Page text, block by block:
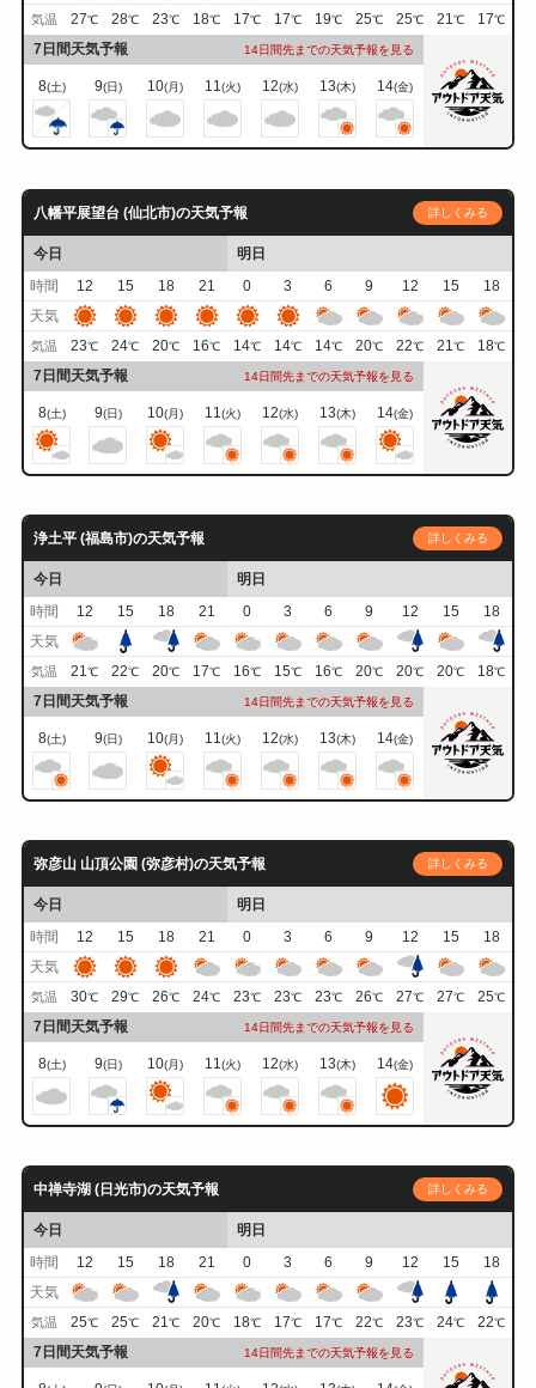
気温 27℃ 28℃ 23℃ 18℃ 17℃ 17℃ 19℃ 25℃ 25℃ 21℃ 17℃
7日間天気予報 14日間先までの天気予報を見る
8(土) 9(日) 10(月) 11(火) 12(水) 13(木) 14(金)
八幡平展望台 (仙北市)の天気予報 詳しくみる
今日
明日
時間
12 15 18 21 0 3 6 9 12 15
18
天気
気温 23℃ 24℃ 20℃ 16℃ 14℃ 14℃ 14℃ 20℃ 22℃ 21℃ 18℃
7日間天気予報 14日間先までの天気予報を見る
8(土) 9(日) 10(月) 11 (火) 12(水) 13(木) 14(金)
浄土平 (福島市)の天気予報 詳しくみる
今日
明日
時間
12 15 18 21 0 3 6 9 12 15
18
天気
気温 21℃ 22℃ 20℃ 17℃ 16℃ 15℃ 16℃ 20℃ 20℃ 20℃ 18℃
7日間天気予報 14日間先までの天気予報を見る
8(土) 9(日) 10(月) 11(火) 12(水) 13(木) 14(金)
弥彦山 山頂公園 (弥彦村)の天気予報 詳しくみる
今日
明日
時間
12 15 18 21 0 3 6 9 12 15
18
天気
気温 30℃ 29℃ 26℃ 24℃ 23℃ 23℃ 23℃ 26℃ 27℃ 27℃ 25℃
7日間天気予報 14日間先までの天気予報を見る
8(土) 9(日) 10(月) 11(火) 12(水) 13(木) 14(金)
中禅寺湖 (日光市)の天気予報 詳しくみる
今日
明日
時間
12 15 18 21 0 3 6 9 12 15
18
天気
気温 25℃ 25℃ 21℃ 20℃ 18℃ 17℃ 17℃ 22℃ 23℃ 24℃ 22℃
7日間天気予報 14日間先までの天気予報を見る